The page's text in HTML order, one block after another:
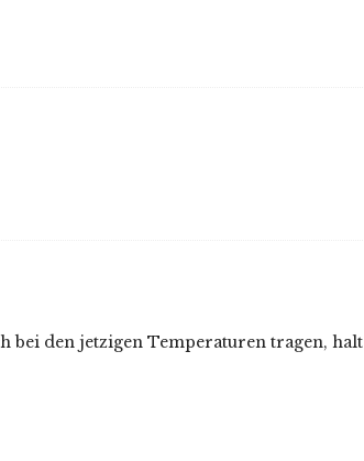
bei den jetzigen Temperaturen tragen, halt